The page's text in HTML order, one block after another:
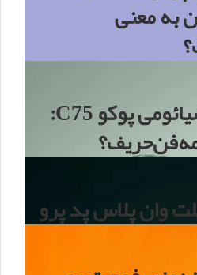
به معنی
معرفی گوشی شیائومی پوکو C75:
وان پلاس پد پرو